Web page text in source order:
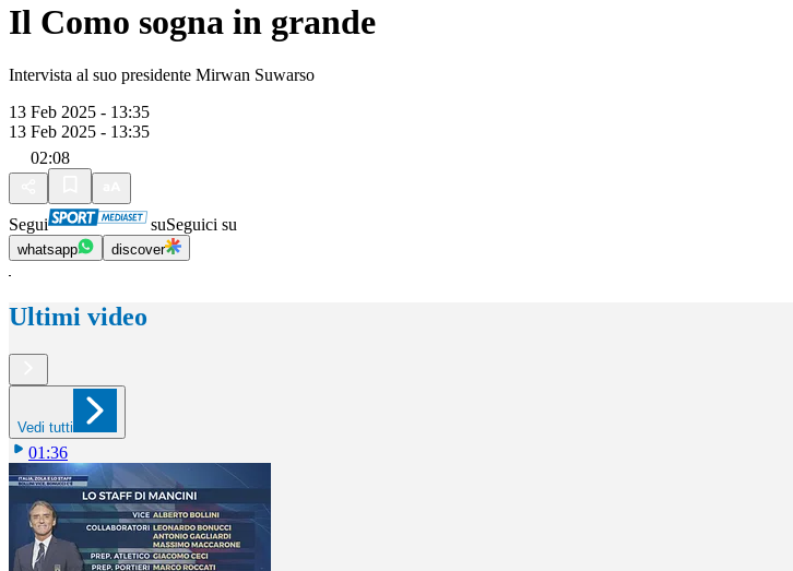
Il Como sogna in grande
Intervista al suo presidente Mirwan Suwarso
13 Feb 2025 - 13:35
13 Feb 2025 - 13:35
02:08
Segui suSeguici su
whatsapp discover
Ultimi video
Vedi tutti
01:36